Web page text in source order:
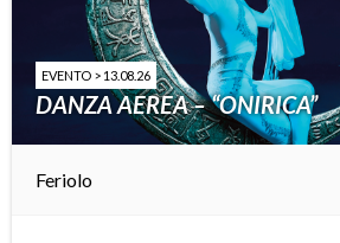
EVENTO > 13.08.26
DANZA AEREA – “ONIRICA”
Feriolo